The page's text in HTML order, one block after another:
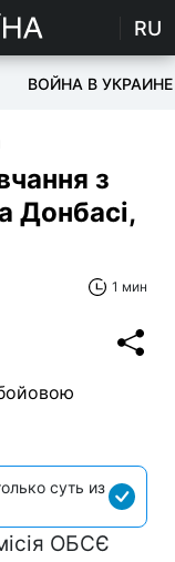
RU
ВОЙНА В УКРАИНЕ
з
Донбасі,
1 мин
суть из
ОБСЄ